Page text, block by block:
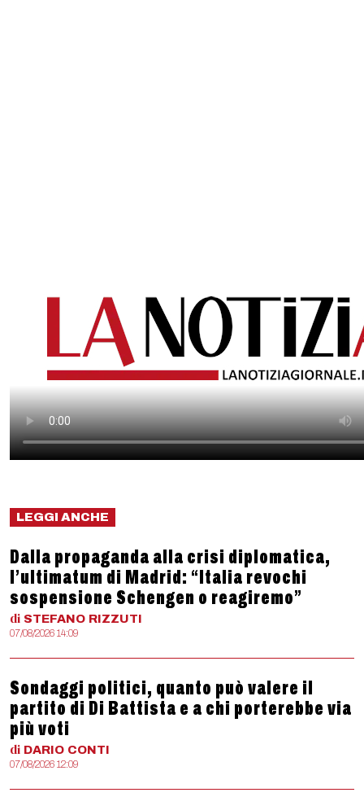
LEGGI ANCHE
Dalla propaganda alla crisi diplomatica,
l’ultimatum di Madrid: “Italia revochi
sospensione Schengen o reagiremo”
di STEFANO RIZZUTI
07/08/2026 14:09
Sondaggi politici, quanto può valere il
partito di Di Battista e a chi porterebbe via
più voti
di DARIO CONTI
07/08/2026 12:09